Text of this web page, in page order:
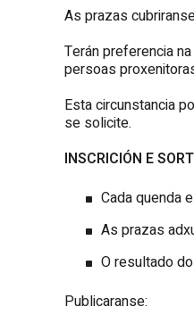
As prazas
Terán preferencia
persoas
Esta circunstancia
se solicite.
INSCRICIÓN E
Cada quenda
As prazas
O resultado
Publicaranse: